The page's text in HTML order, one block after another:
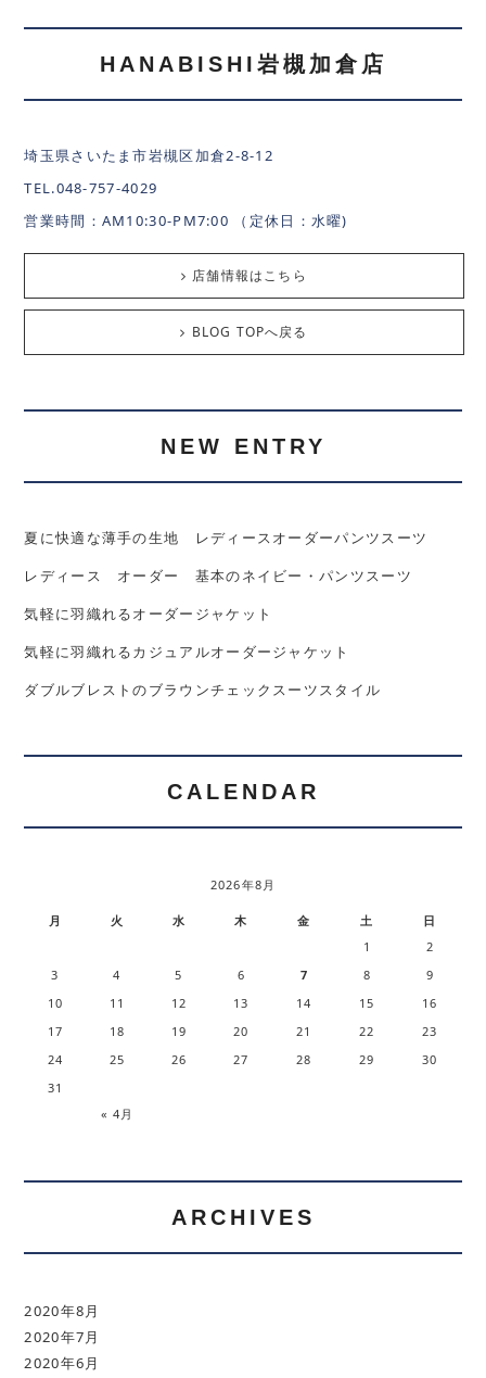
HANABISHI岩槻加倉店
埼玉県さいたま市岩槻区加倉2-8-12
TEL.048-757-4029
営業時間：AM10:30-PM7:00 （定休日：水曜)
店舗情報はこちら
BLOG TOPへ戻る
NEW ENTRY
夏に快適な薄手の生地 レディースオーダーパンツスーツ
レディース オーダー 基本のネイビー・パンツスーツ
気軽に羽織れるオーダージャケット
気軽に羽織れるカジュアルオーダージャケット
ダブルブレストのブラウンチェックスーツスタイル
CALENDAR
2026年8月
月 火 水 木 金 土 日
« 4月
1
2
3
4 5 6 7 8
9
10
11 12 13 14 15
16
17
18 19 20 21 22
23
24
25 26 27 28 29
30
31
ARCHIVES
2020年8月
2020年7月
2020年6月